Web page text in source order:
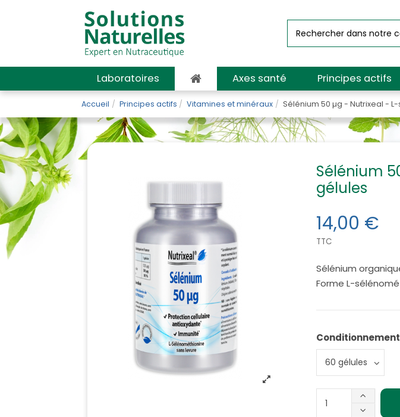
Laboratoires Axes santé Principes actifs
Accueil Principes actifs Vitamines et minéraux Sélénium 50 µg - Nutrixeal -
Sélénium
gélules
14,00 €
TTC
Sélénium
Forme L-
Conditionnement